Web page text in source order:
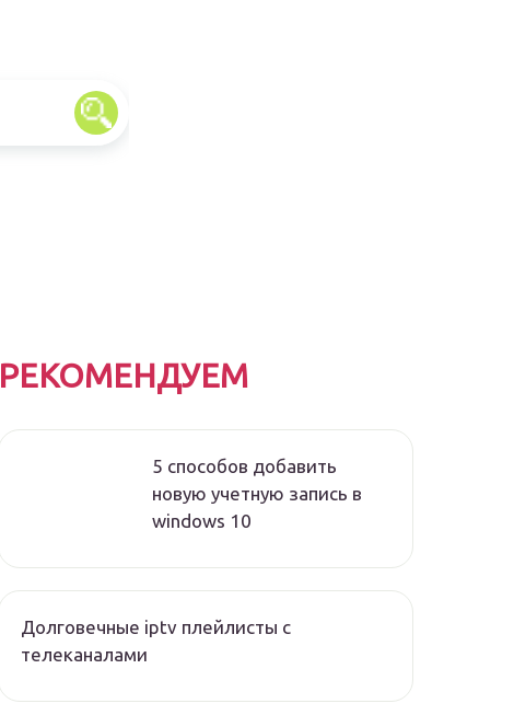
РЕКОМЕНДУЕМ
5 способов добавить
новую учетную запись в
windows 10
Долговечные iptv плейлисты с
телеканалами